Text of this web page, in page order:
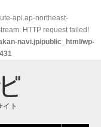
api.ap-northeast-
HTTP request failed!
navi.jp/public_html/wp-
431
イト